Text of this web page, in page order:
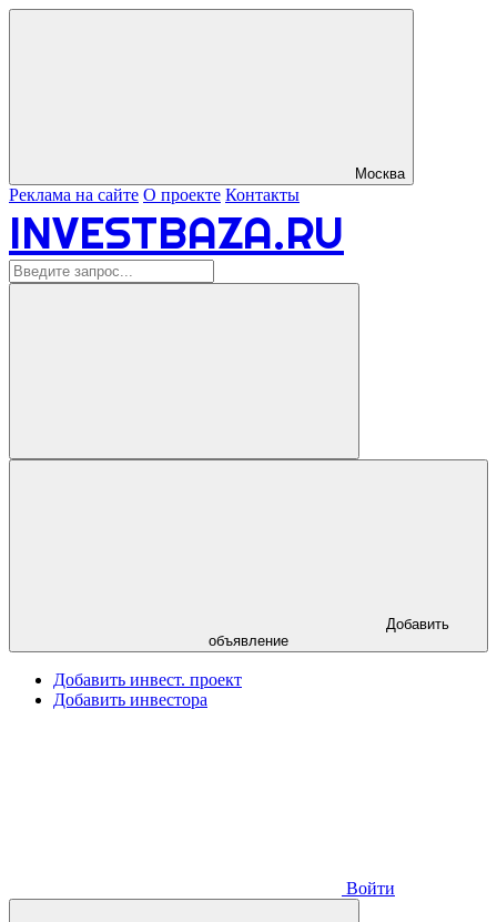
Москва
Реклама на сайте О проекте Контакты
INVESTBAZA.RU
объявление
Добавить инвест. проект
Добавить инвестора
Войти